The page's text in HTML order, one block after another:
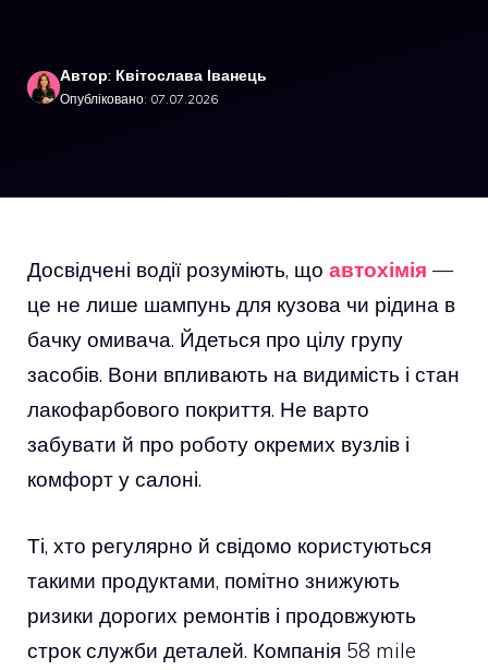
Автор: Квітослава Іванець
Опубліковано: 07.07.2026
Досвідчені водії розуміють, що автохімія —
це не лише шампунь для кузова чи рідина в
бачку омивача. Йдеться про цілу групу
засобів. Вони впливають на видимість і стан
лакофарбового покриття. Не варто
забувати й про роботу окремих вузлів і
комфорт у салоні.
Ті, хто регулярно й свідомо користуються
такими продуктами, помітно знижують
ризики дорогих ремонтів і продовжують
строк служби деталей. Компанія 58 mile